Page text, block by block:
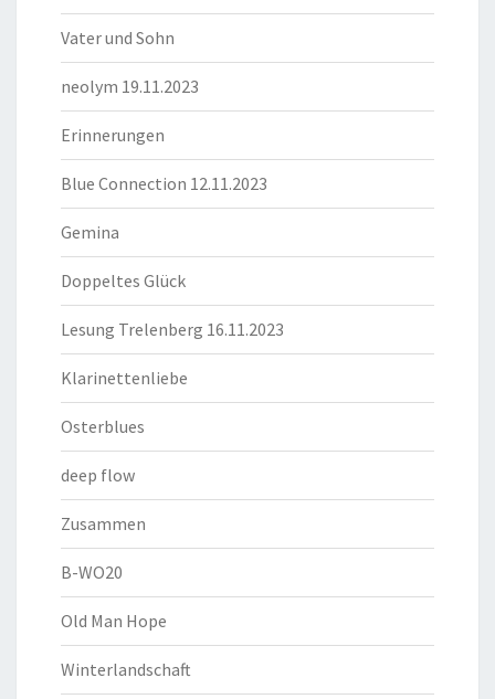
Vater und Sohn
neolym 19.11.2023
Erinnerungen
Blue Connection 12.11.2023
Gemina
Doppeltes Glück
Lesung Trelenberg 16.11.2023
Klarinettenliebe
Osterblues
deep flow
Zusammen
B-WO20
Old Man Hope
Winterlandschaft